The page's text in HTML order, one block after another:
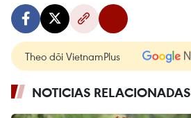
Theo dõi VietnamPlus
NOTICIAS RELACIONADAS